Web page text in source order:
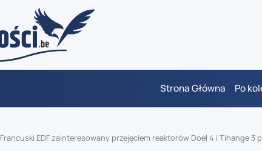
Strona Główna Po
Francuski EDF zainteresowany przejęciem reaktorów Doel 4 i Tihange 3